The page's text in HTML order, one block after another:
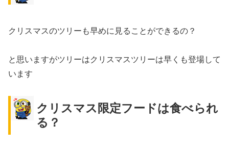
クリスマスのツリーも早めに見ることができるの？
と思いますがツリーはクリスマスツリーは早くも登場して
います
クリスマス限定フードは食べられ
る？